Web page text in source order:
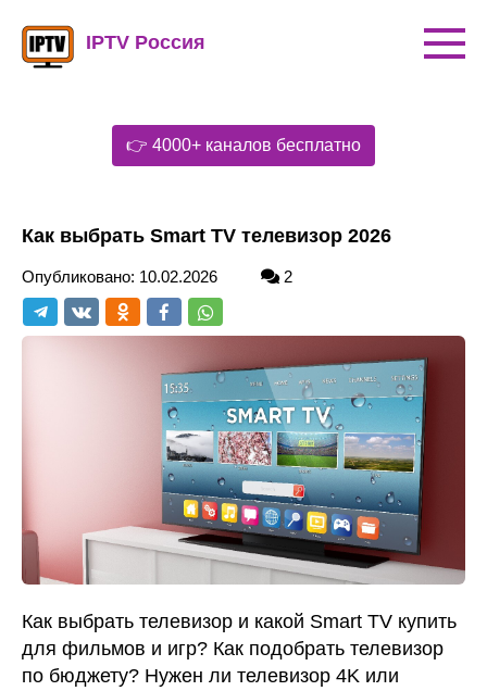
контенту
IPTV Россия
👉 4000+ каналов бесплатно
Как выбрать Smart TV телевизор 2026
Опубликовано: 10.02.2026 2
Как выбрать телевизор и какой Smart TV купить
для фильмов и игр? Как подобрать телевизор
по бюджету? Нужен ли телевизор 4K или